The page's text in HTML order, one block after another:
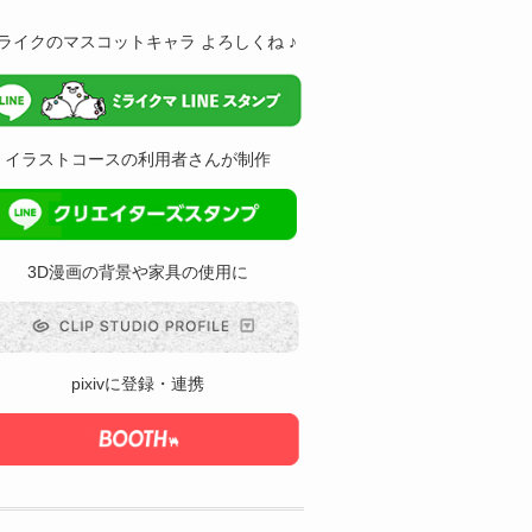
イクのマスコットキャラ よろしくね ♪
イラストコースの利用者さんが制作
3D漫画の背景や家具の使用に
pixivに登録・連携